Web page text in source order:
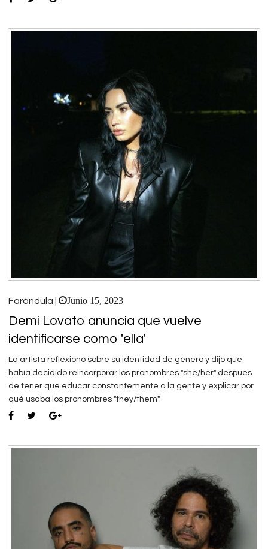
Farándula | Junio 15, 2023
Demi Lovato anuncia que vuelve
identificarse como 'ella'
La artista reflexionó sobre su identidad de género y dijo que
había decidido reincorporar los pronombres "she/her" después
de tener que educar constantemente a la gente y explicar por
qué usaba los pronombres "they/them".